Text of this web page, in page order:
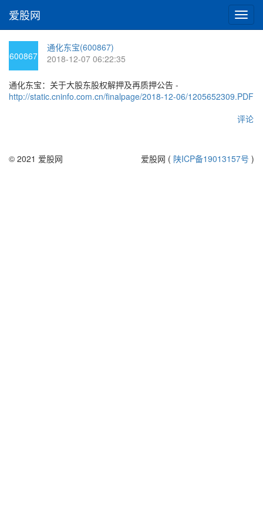
切
换
爱股网
600867
通化东宝(600867)
2018-12-07 06:22:35
通化东宝：关于大股东股权解押及再质押公告 -
http://static.cninfo.com.cn/finalpage/2018-12-06/1205652309.PDF
评论
© 2021 爱股网 爱股网 ( 陕ICP备19013157号 )